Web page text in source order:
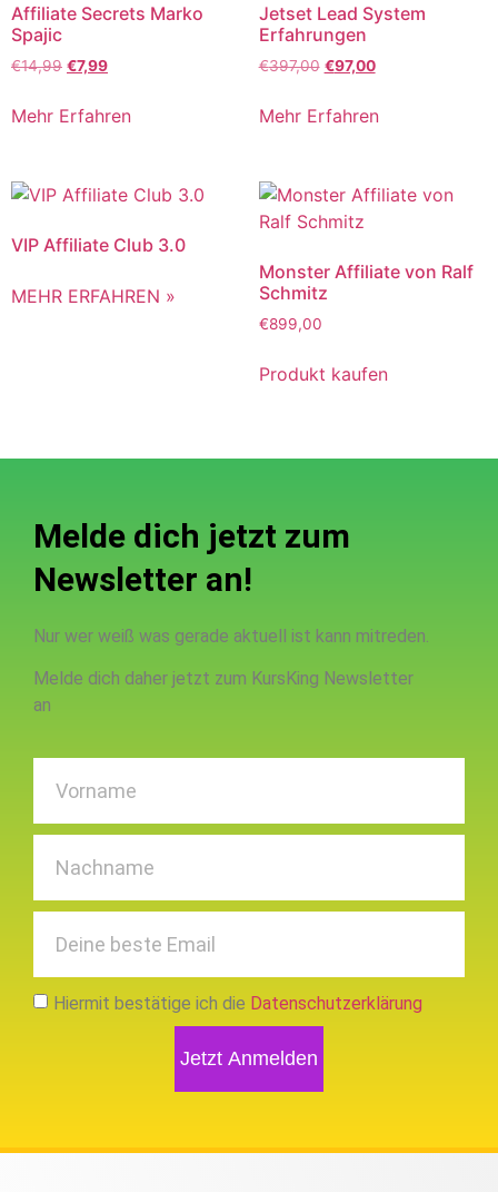
Affiliate Secrets Marko
Spajic
€14,99 €7,99
Mehr Erfahren
Jetset Lead System
Erfahrungen
€397,00 €97,00
Mehr Erfahren
VIP Affiliate Club 3.0
MEHR ERFAHREN »
Monster Affiliate von Ralf
Schmitz
€899,00
Produkt kaufen
Melde dich jetzt zum
Newsletter an!
Nur wer weiß was gerade aktuell ist kann mitreden.
Melde dich daher jetzt zum KursKing Newsletter
an
Hiermit bestätige ich die Datenschutzerklärung
Jetzt Anmelden